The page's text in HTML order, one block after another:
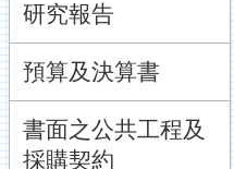
研究報告
預算及決算書
書面之公共工程及
採購契約